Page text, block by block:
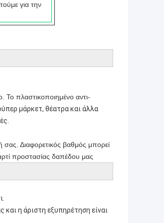
για την
Το πλαστικοποιημένο αντι-
μάρκετ, θέατρα και άλλα
Διαφορετικός βαθμός μπορεί
προστασίας δαπέδου μας
και η άριστη εξυπηρέτηση είναι